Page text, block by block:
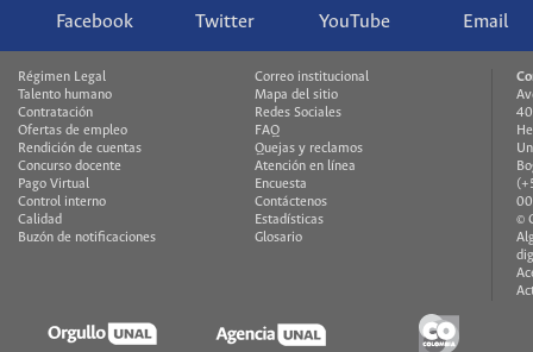
Facebook Twitter YouTube Email
Régimen Legal
Talento humano
Contratación
Ofertas de empleo
Rendición de cuentas
Concurso docente
Pago Virtual
Control interno
Calidad
Buzón de notificaciones
Correo institucional
Mapa del sitio
Redes Sociales
FAQ
Quejas y reclamos
Atención en línea
Encuesta
Contáctenos
Estadísticas
Glosario
©